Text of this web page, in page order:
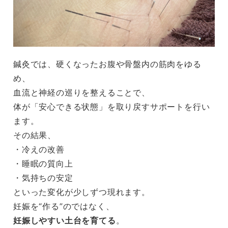
鍼灸では、硬くなったお腹や骨盤内の筋肉をゆる
め、
血流と神経の巡りを整えることで、
体が「安心できる状態」を取り戻すサポートを行い
ます。
その結果、
・冷えの改善
・睡眠の質向上
・気持ちの安定
といった変化が少しずつ現れます。
妊娠を“作る”のではなく、
妊娠しやすい土台を育てる。